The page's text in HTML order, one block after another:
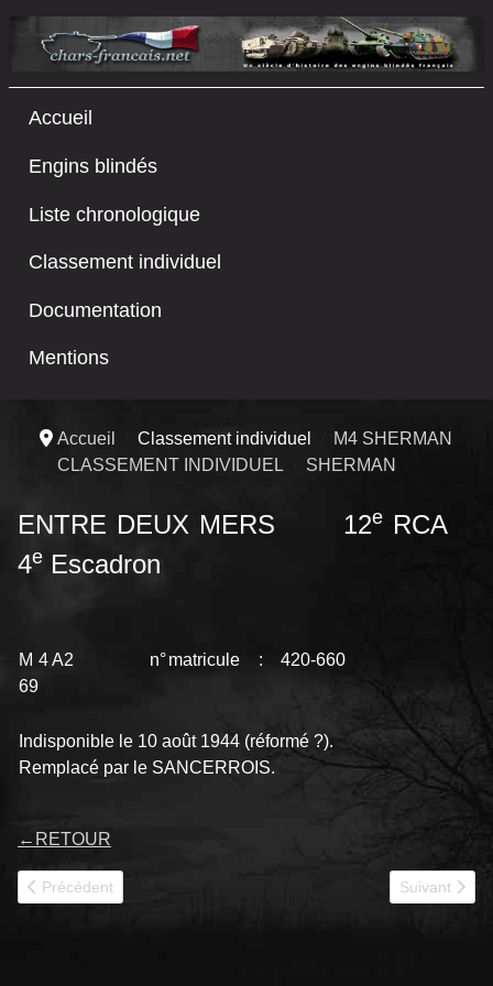
Accueil
Engins blindés
Liste chronologique
Classement individuel
Documentation
Mentions
Accueil Classement individuel
M4 SHERMAN
CLASSEMENT INDIVIDUEL
SHERMAN
ENTRE DEUX MERS 12e RCA
4e Escadron
M 4 A2 n°
69
matricule : 420-660
Indisponible le 10 août 1944 (réformé ?).
Remplacé par le SANCERROIS.
← RETOUR
Article précédent : EPERLAY 12RC
Précédent Article
Suivant